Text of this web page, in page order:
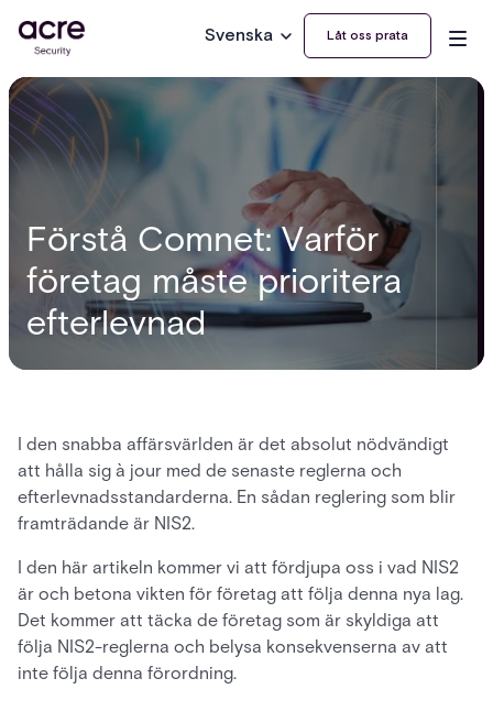
Svenska Låt oss prata
Förstå Comnet: Varför
företag måste prioritera
efterlevnad
I den snabba affärsvärlden är det absolut nödvändigt
att hålla sig à jour med de senaste reglerna och
efterlevnadsstandarderna. En sådan reglering som blir
framträdande är NIS2.
I den här artikeln kommer vi att fördjupa oss i vad NIS2
är och betona vikten för företag att följa denna nya lag.
Det kommer att täcka de företag som är skyldiga att
följa NIS2-reglerna och belysa konsekvenserna av att
inte följa denna förordning.